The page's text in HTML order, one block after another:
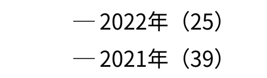
─ 2022年（25）
─ 2021年（39）